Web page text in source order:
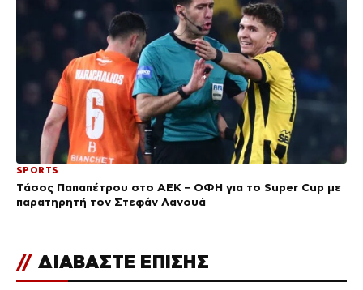
SPORTS
Τάσος Παπαπέτρου στο ΑΕΚ – ΟΦΗ για το Super Cup με
παρατηρητή τον Στεφάν Λανουά
// ΔΙΑΒΑΣΤΕ ΕΠΙΣΗΣ